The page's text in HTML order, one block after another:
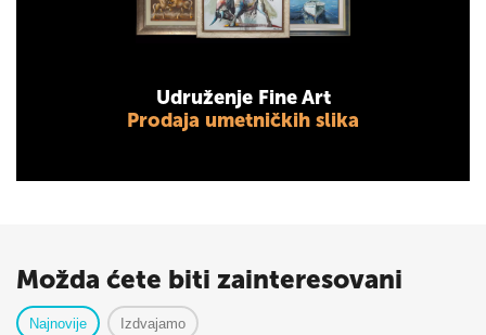
Udruženje Fine Art
Prodaja umetničkih slika
Možda ćete biti zainteresovani
Najnovije Izdvajamo